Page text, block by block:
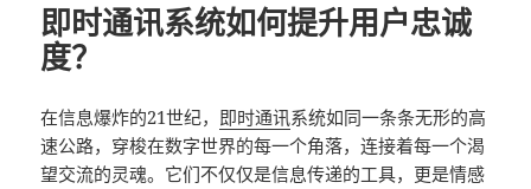
即时通讯系统如何提升用户忠诚
度？
在信息爆炸的21世纪， 即时通讯系统如同一条条无形的高
速公路，穿梭在数字世界的每一个角落，连接着每一个渴
望交流的灵魂。它们不仅仅是信息传递的工具，更是情感